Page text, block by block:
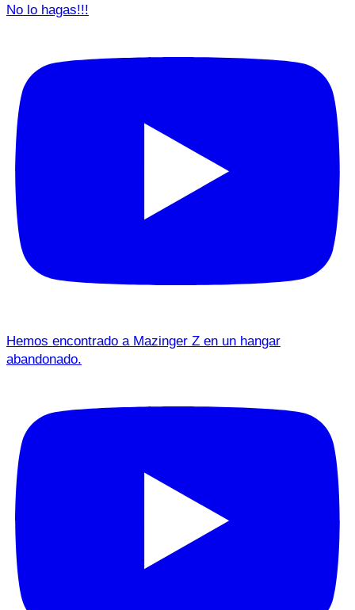
No lo hagas!!!
Hemos encontrado a Mazinger Z en un hangar
abandonado.